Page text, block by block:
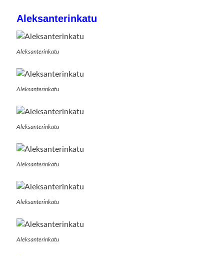
Aleksanterinkatu
Aleksanterinkatu
Aleksanterinkatu
Aleksanterinkatu
Aleksanterinkatu
Aleksanterinkatu
Aleksanterinkatu